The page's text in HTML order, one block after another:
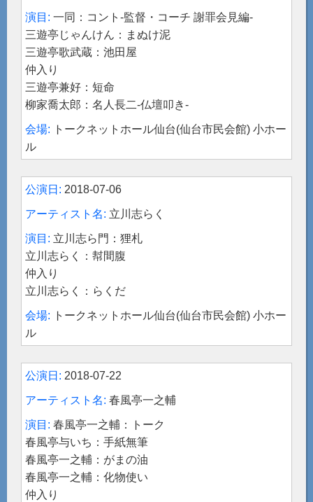
一同：コント-監督・コーチ 謝罪会見編-
三遊亭じゃんけん：まぬけ泥
三遊亭歌武蔵：池田屋
仲入り
三遊亭兼好：短命
柳家喬太郎：名人長二-仏壇叩き-
トークネットホール仙台(仙台市民会館) 小ホー
ル
2018-07-06
立川志らく
立川志ら門：狸札
立川志らく：幇間腹
仲入り
立川志らく：らくだ
トークネットホール仙台(仙台市民会館) 小ホー
ル
2018-07-22
春風亭一之輔
春風亭一之輔：トーク
春風亭与いち：手紙無筆
春風亭一之輔：がまの油
春風亭一之輔：化物使い
仲入り